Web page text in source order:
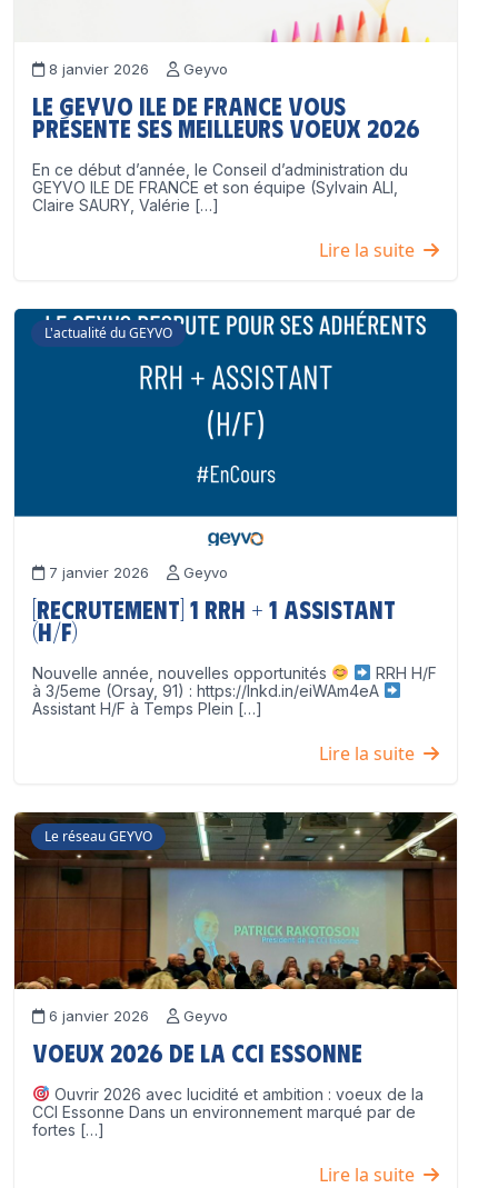
8 janvier 2026 Geyvo
Le GEYVO Ile de France vous
présente ses meilleurs voeux 2026
En ce début d’année, le Conseil d’administration du
GEYVO ILE DE FRANCE et son équipe (Sylvain ALI,
Claire SAURY, Valérie […]
Lire la suite
L'actualité du GEYVO
7 janvier 2026 Geyvo
[Recrutement] 1 RRH + 1 Assistant
(H/F)
Nouvelle année, nouvelles opportunités
RRH H/F
à 3/5eme (Orsay, 91) : https://lnkd.in/eiWAm4eA
Assistant H/F à Temps Plein […]
Lire la suite
Le réseau GEYVO
6 janvier 2026 Geyvo
Voeux 2026 de la CCI Essonne
Ouvrir 2026 avec lucidité et ambition : voeux de la
CCI Essonne Dans un environnement marqué par de
fortes […]
Lire la suite